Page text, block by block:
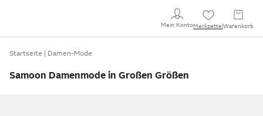
Mein KontoMerkzettel Warenkorb
Startseite Damen-Mode
Samoon Damenmode in Großen Größen